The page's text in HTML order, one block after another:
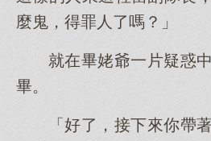
麼鬼，得罪人了嗎？」
就在畢姥爺一片疑惑
畢。
「好了，接下來你帶